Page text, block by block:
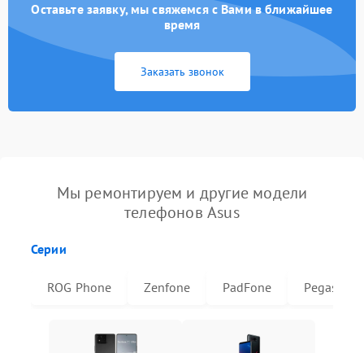
Оставьте заявку, мы свяжемся с Вами в ближайшее
время
Заказать звонок
Мы ремонтируем и другие модели
телефонов Asus
Серии
ROG Phone Zenfone PadFone Pegasus